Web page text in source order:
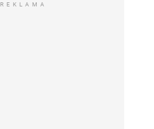
REKLAMA